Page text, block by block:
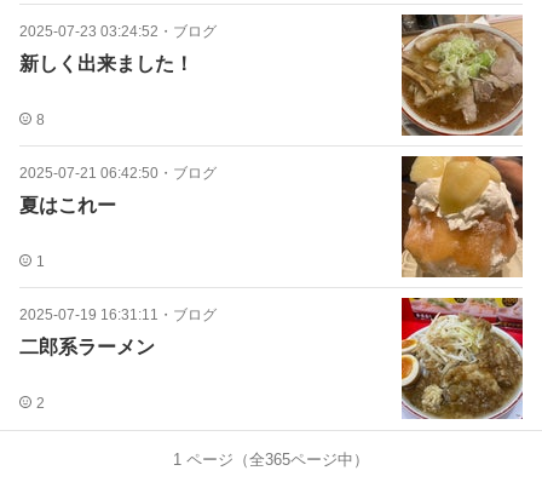
2025-07-23 03:24:52 ・ ブログ
新しく出来ました！
8
2025-07-21 06:42:50 ・ ブログ
夏はこれー
1
2025-07-19 16:31:11 ・ ブログ
二郎系ラーメン
2
1 ページ（全365ページ中）